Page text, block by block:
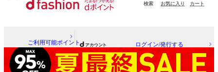
検索 お気に入り カート
ご利用可能ポイント ログイン/発行する